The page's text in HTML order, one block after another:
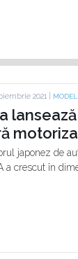
2021 |
japonez de
a crescut în